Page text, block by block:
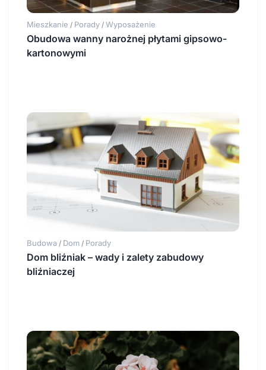
Mieszkanie / Porady / Wyposażenie
Obudowa wanny narożnej płytami gipsowo-
kartonowymi
Budowa / Dom / Porady
Dom bliźniak – wady i zalety zabudowy
bliźniaczej